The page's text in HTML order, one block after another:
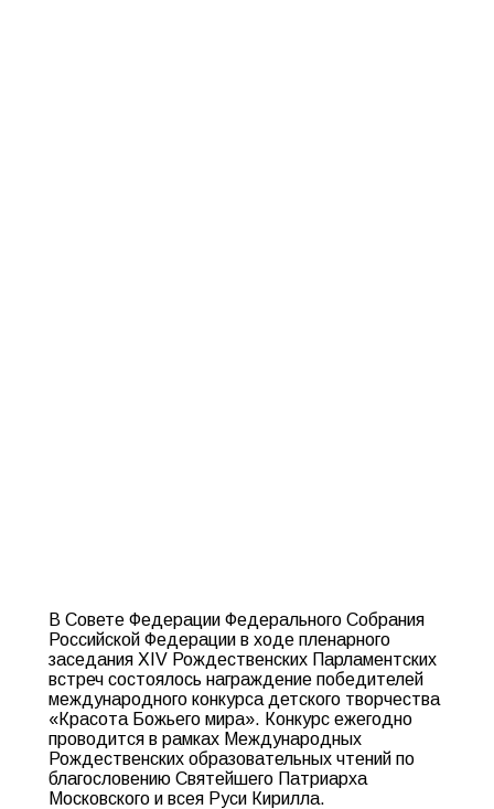
В Совете Федерации Федерального Собрания
Российской Федерации в ходе пленарного
заседания XIV Рождественских Парламентских
встреч состоялось награждение победителей
международного конкурса детского творчества
«Красота Божьего мира». Конкурс ежегодно
проводится в рамках Международных
Рождественских образовательных чтений по
благословению Святейшего Патриарха
Московского и всея Руси Кирилла.